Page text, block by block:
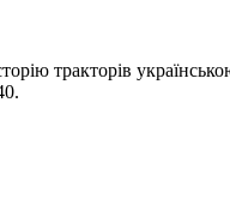
тракторів